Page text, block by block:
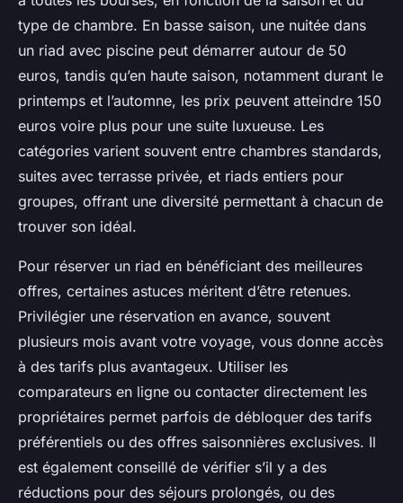
type de chambre. En basse saison, une nuitée dans
un riad avec piscine peut démarrer autour de 50
euros, tandis qu’en haute saison, notamment durant le
printemps et l’automne, les prix peuvent atteindre 150
euros voire plus pour une suite luxueuse. Les
catégories varient souvent entre chambres standards,
suites avec terrasse privée, et riads entiers pour
groupes, offrant une diversité permettant à chacun de
trouver son idéal.
Pour réserver un riad en bénéficiant des meilleures
offres, certaines astuces méritent d’être retenues.
Privilégier une réservation en avance, souvent
plusieurs mois avant votre voyage, vous donne accès
à des tarifs plus avantageux. Utiliser les
comparateurs en ligne ou contacter directement les
propriétaires permet parfois de débloquer des tarifs
préférentiels ou des offres saisonnières exclusives. Il
est également conseillé de vérifier s’il y a des
réductions pour des séjours prolongés, ou des